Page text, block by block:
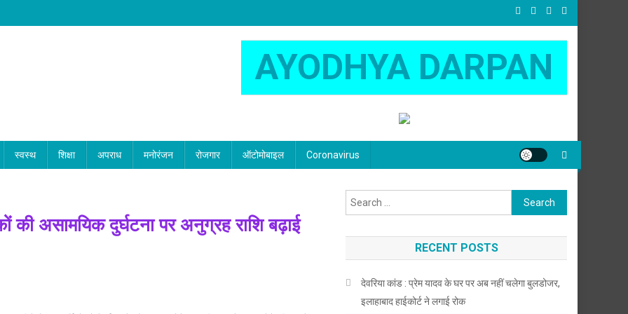
AYODHYA DARPAN
स्वस्थ शिक्षा अपराध मनोरंजन रोजगार ऑटोमोबाइल Coronavirus
की असामयिक दुर्घटना पर अनुग्रह राशि बढ़ाई
Search
for:
RECENT POSTS
देवरिया कांड : प्रेम यादव के घर पर अब नहीं चलेगा बुलडोजर,
इलाहाबाद हाईकोर्ट ने लगाई रोक